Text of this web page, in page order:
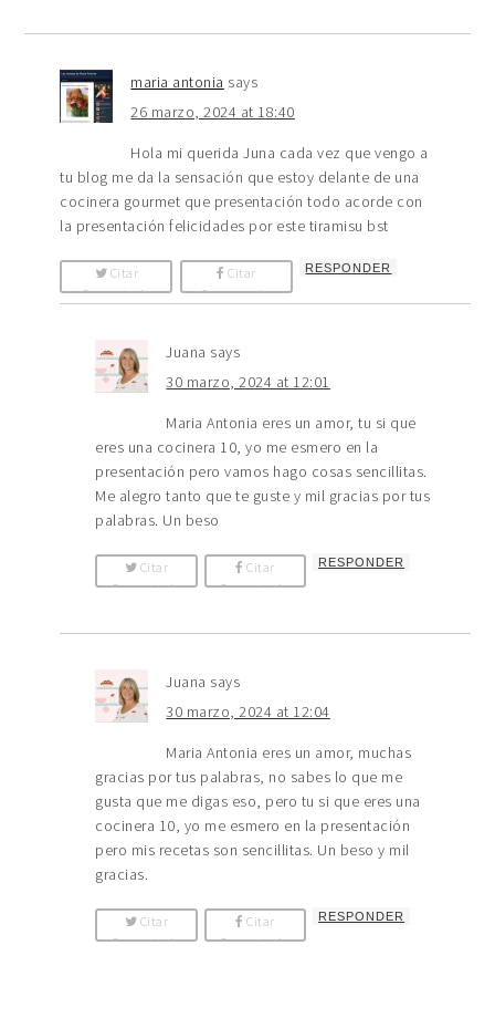
maria antonia says
26 marzo, 2024 at 18:40
Hola mi querida Juna cada vez que vengo a
tu blog me da la sensación que estoy delante de una
cocinera gourmet que presentación todo acorde con
la presentación felicidades por este tiramisu bst
Citar
Comentario
Citar
Comentario
RESPONDER
Juana says
30 marzo, 2024 at 12:01
Maria Antonia eres un amor, tu si que
eres una cocinera 10, yo me esmero en la
presentación pero vamos hago cosas sencillitas.
Me alegro tanto que te guste y mil gracias por tus
palabras. Un beso
Citar
Comentario
Citar
Comentario
RESPONDER
Juana says
30 marzo, 2024 at 12:04
Maria Antonia eres un amor, muchas
gracias por tus palabras, no sabes lo que me
gusta que me digas eso, pero tu si que eres una
cocinera 10, yo me esmero en la presentación
pero mis recetas son sencillitas. Un beso y mil
gracias.
Citar
Comentario
Citar
Comentario
RESPONDER